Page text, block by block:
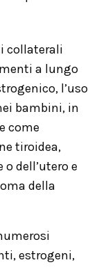
collaterali
a lungo
l’uso
bambini, in
come
tiroidea,
dell’utero e
della
estrogeni,